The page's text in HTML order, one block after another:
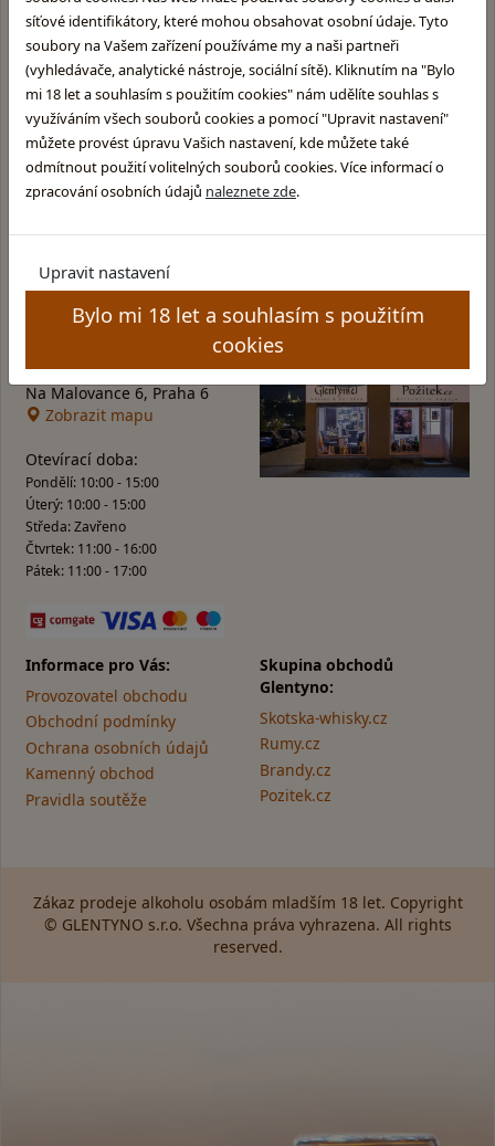
síťové identifikátory, které mohou obsahovat osobní údaje. Tyto
soubory na Vašem zařízení používáme my a naši partneři
(vyhledávače, analytické nástroje, sociální sítě). Kliknutím na "Bylo
mi 18 let a souhlasím s použitím cookies" nám udělíte souhlas s
využíváním všech souborů cookies a pomocí "Upravit nastavení"
můžete provést úpravu Vašich nastavení, kde můžete také
odmítnout použití volitelných souborů cookies. Více informací o
zpracování osobních údajů naleznete zde.
Upravit nastavení
Bylo mi 18 let a souhlasím s použitím
cookies
Pročnakupovat u nás?
Rychlé a bezpečné dodání
Dárky k nákupu, fan shop
Velký výběr skladem
Informace pro Vás:
Provozovatel obchodu
Obchodní podmínky
Ochrana osobních údajů
Kamenný obchod
Pravidla soutěže
Skupina obchodů
Glentyno:
Skotska-whisky.cz
Rumy.cz
Brandy.cz
Pozitek.cz
Kamenná prodejna v Praze
Glentyno Whisky Shop
Na Malovance 6, Praha 6
Zobrazit mapu
Otevírací doba:
Pondělí: 10:00 - 15:00
Úterý: 10:00 - 15:00
Středa: Zavřeno
Čtvrtek: 11:00 - 16:00
Pátek: 11:00 - 17:00
Zákaz prodeje alkoholu osobám mladším 18 let. Copyright
© GLENTYNO s.r.o. Všechna práva vyhrazena. All rights
reserved.